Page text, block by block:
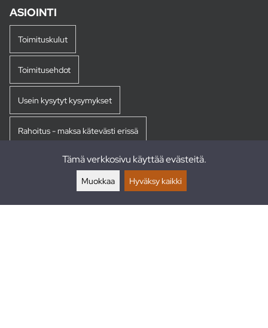
ASIOINTI
Toimituskulut
Toimitusehdot
Usein kysytyt kysymykset
Rahoitus - maksa kätevästi erissä
Tämä verkkosivu käyttää evästeitä.
Muokkaa Hyväksy kaikki